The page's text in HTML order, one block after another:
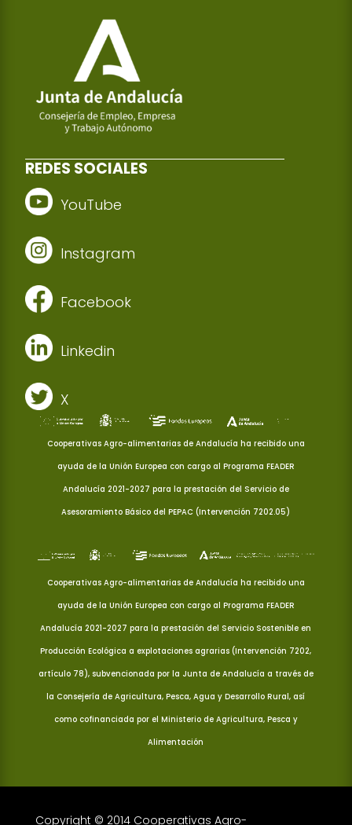
REDES SOCIALES
YouTube
Instagram
Facebook
Linkedin
X
Cooperativas Agro-alimentarias de Andalucía ha recibido una
ayuda de la Unión Europea con cargo al Programa FEADER
Andalucía 2021-2027 para la prestación del Servicio de
Asesoramiento Básico del PEPAC (Intervención 7202.05)
Cooperativas Agro-alimentarias de Andalucía ha recibido una
ayuda de la Unión Europea con cargo al Programa FEADER
Andalucía 2021-2027 para la prestación del Servicio Sostenible en
Producción Ecológica a explotaciones agrarias (Intervención 7202,
artículo 78), subvencionada por la Junta de Andalucía a través de
la Consejería de Agricultura, Pesca, Agua y Desarrollo Rural, así
como cofinanciada por el Ministerio de Agricultura, Pesca y
Alimentación
Copyright © 2014 Cooperativas Agro-